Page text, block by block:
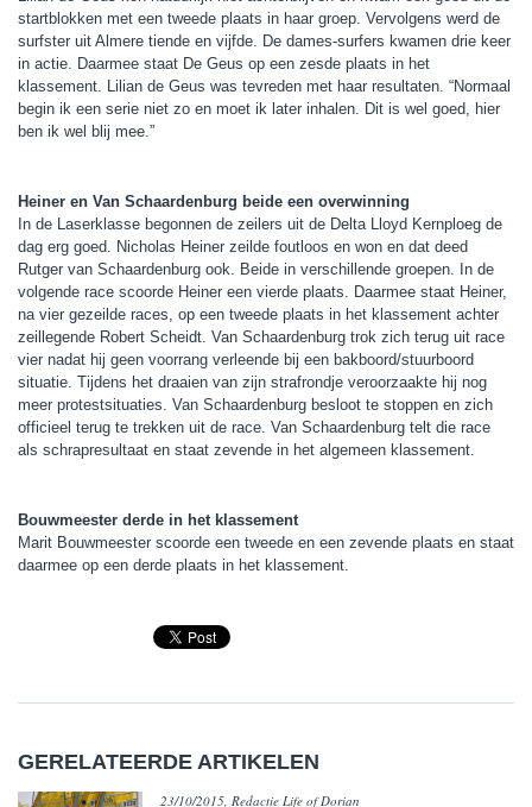
startblokken met een tweede plaats in haar groep. Vervolgens werd de
surfster uit Almere tiende en vijfde. De dames-surfers kwamen drie keer
in actie. Daarmee staat De Geus op een zesde plaats in het
klassement. Lilian de Geus was tevreden met haar resultaten. “Normaal
begin ik een serie niet zo en moet ik later inhalen. Dit is wel goed, hier
ben ik wel blij mee.”
Heiner en Van Schaardenburg beide een overwinning
In de Laserklasse begonnen de zeilers uit de Delta Lloyd Kernploeg de
dag erg goed. Nicholas Heiner zeilde foutloos en won en dat deed
Rutger van Schaardenburg ook. Beide in verschillende groepen. In de
volgende race scoorde Heiner een vierde plaats. Daarmee staat Heiner,
na vier gezeilde races, op een tweede plaats in het klassement achter
zeillegende Robert Scheidt. Van Schaardenburg trok zich terug uit race
vier nadat hij geen voorrang verleende bij een bakboord/stuurboord
situatie. Tijdens het draaien van zijn strafrondje veroorzaakte hij nog
meer protestsituaties. Van Schaardenburg besloot te stoppen en zich
officieel terug te trekken uit de race. Van Schaardenburg telt die race
als schrapresultaat en staat zevende in het algemeen klassement.
Bouwmeester derde in het klassement
Marit Bouwmeester scoorde een tweede en een zevende plaats en staat
daarmee op een derde plaats in het klassement.
GERELATEERDE ARTIKELEN
23/10/2015, Redactie Life of Dorian